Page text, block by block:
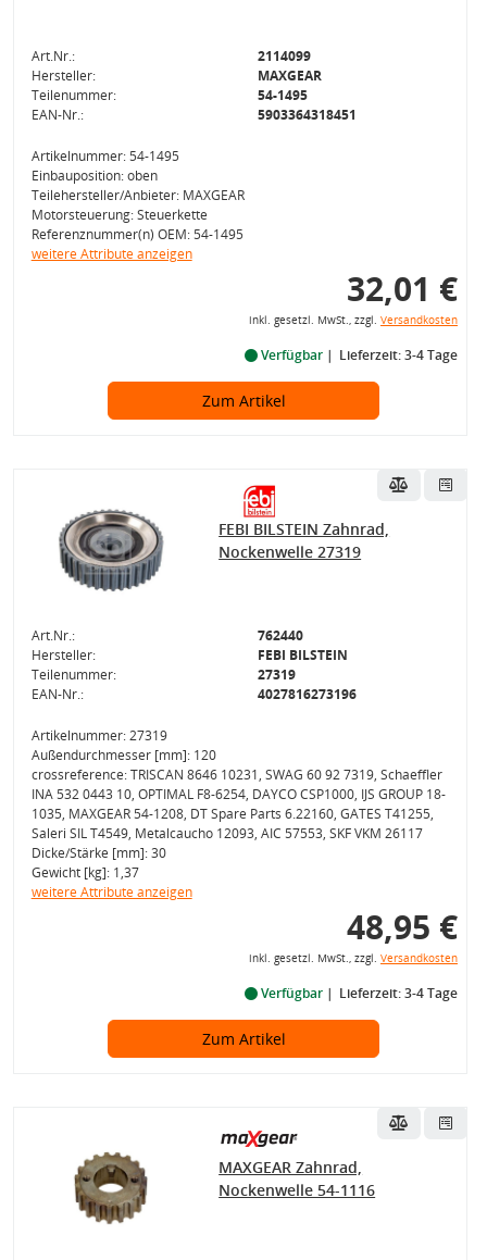
Art.Nr.:
2114099
Hersteller:
MAXGEAR
Teilenummer:
54-1495
EAN-Nr.:
5903364318451
Artikelnummer: 54-1495
Einbauposition: oben
Teilehersteller/Anbieter: MAXGEAR
Motorsteuerung: Steuerkette
Referenznummer(n) OEM: 54-1495
weitere Attribute anzeigen
32,01 €
inkl. gesetzl. MwSt., zzgl. Versandkosten
Verfügbar Lieferzeit: 3-4 Tage
Zum Artikel
FEBI BILSTEIN Zahnrad,
Nockenwelle 27319
Art.Nr.:
762440
Hersteller:
FEBI BILSTEIN
Teilenummer:
27319
EAN-Nr.:
4027816273196
Artikelnummer: 27319
Außendurchmesser [mm]: 120
crossreference: TRISCAN 8646 10231, SWAG 60 92 7319, Schaeffler
INA 532 0443 10, OPTIMAL F8-6254, DAYCO CSP1000, IJS GROUP 18-
1035, MAXGEAR 54-1208, DT Spare Parts 6.22160, GATES T41255,
Saleri SIL T4549, Metalcaucho 12093, AIC 57553, SKF VKM 26117
Dicke/Stärke [mm]: 30
Gewicht [kg]: 1,37
weitere Attribute anzeigen
48,95 €
inkl. gesetzl. MwSt., zzgl. Versandkosten
Verfügbar Lieferzeit: 3-4 Tage
Zum Artikel
MAXGEAR Zahnrad,
Nockenwelle 54-1116